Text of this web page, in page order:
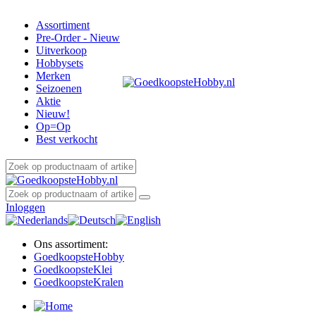
Assortiment
Pre-Order - Nieuw
Uitverkoop
Hobbysets
Merken
Seizoenen
Aktie
Nieuw!
Op=Op
Best verkocht
Inloggen
Ons assortiment:
GoedkoopsteHobby
GoedkoopsteKlei
GoedkoopsteKralen